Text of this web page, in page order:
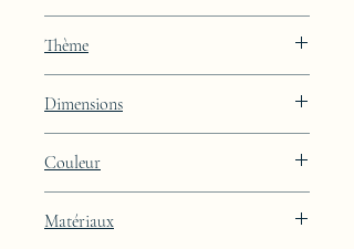
Thème
Dimensions
: 29cm
Couleur
intégration de feuille de platine
Matériaux